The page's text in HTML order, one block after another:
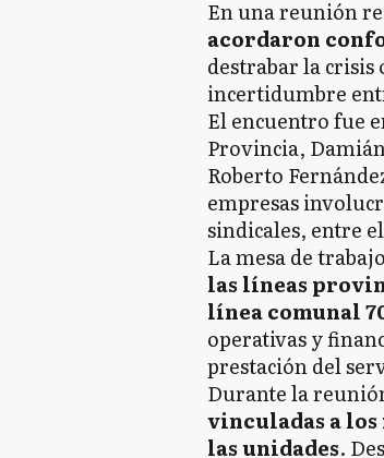
En una reunión
acordaron
destrabar la crisis
incertidumbre
El encuentro fue
Provincia,
Roberto
empresas
sindicales, entre
La mesa de
las líneas
línea comunal
operativas y
prestación del
Durante la
vinculadas a
las unidades.